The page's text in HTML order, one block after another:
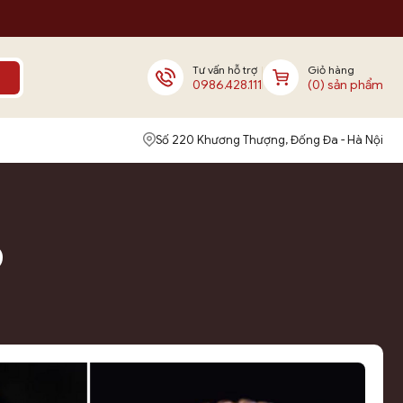
Tư vấn hỗ trợ
0986.428.111
Giỏ hàng
(0) sản phẩm
Số 220 Khương Thượng, Đống Đa - Hà Nội